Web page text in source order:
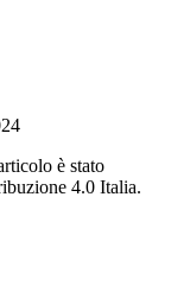
è stato
4.0 Italia.